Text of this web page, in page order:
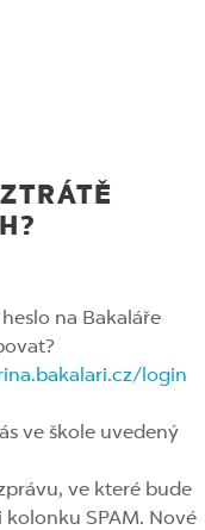
na Bakaláře
login
ve škole uvedený
ve které bude
SPAM. Nové